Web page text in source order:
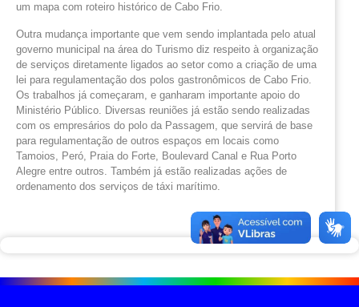
um mapa com roteiro histórico de Cabo Frio.
Outra mudança importante que vem sendo implantada pelo atual
governo municipal na área do Turismo diz respeito à organização
de serviços diretamente ligados ao setor como a criação de uma
lei para regulamentação dos polos gastronômicos de Cabo Frio.
Os trabalhos já começaram, e ganharam importante apoio do
Ministério Público. Diversas reuniões já estão sendo realizadas
com os empresários do polo da Passagem, que servirá de base
para regulamentação de outros espaços em locais como
Tamoios, Peró, Praia do Forte, Boulevard Canal e Rua Porto
Alegre entre outros. Também já estão realizadas ações de
ordenamento dos serviços de táxi marítimo.